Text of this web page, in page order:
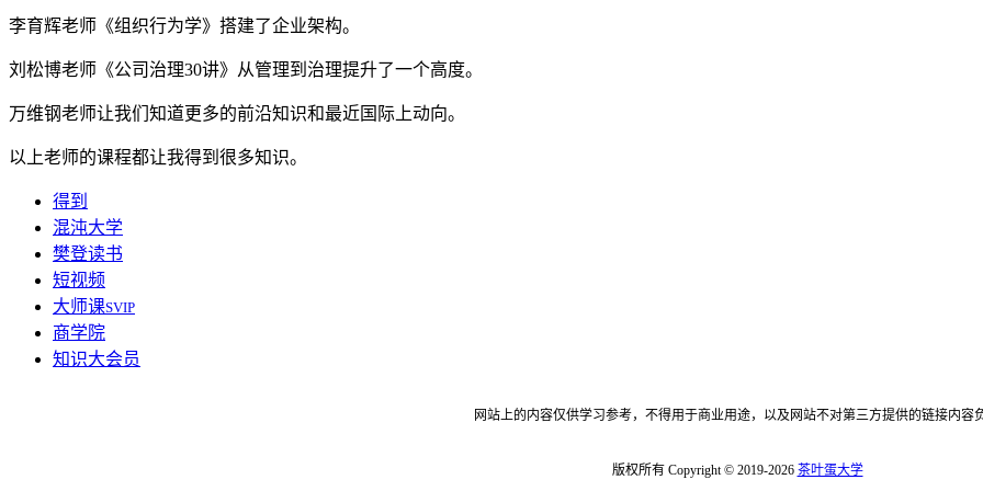
李育辉老师《组织行为学》搭建了企业架构。
刘松博老师《公司治理30讲》从管理到治理提升了一个高度。
万维钢老师让我们知道更多的前沿知识和最近国际上动向。
以上老师的课程都让我得到很多知识。
得到
混沌大学
樊登读书
短视频
大师课SVIP
商学院
知识大会员
网站上的内容仅供学习参考，不得用于商业用途，以及网站不对第三方提供的链接内容
版权所有 Copyright © 2019-2026 茶叶蛋大学